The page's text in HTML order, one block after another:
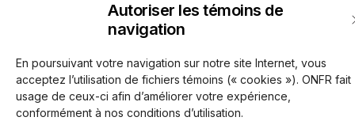
Autoriser les témoins de
navigation
En poursuivant votre navigation sur notre site Internet, vous
acceptez l’utilisation de fichiers témoins (« cookies »). ONFR fait
usage de ceux-ci afin d’améliorer votre expérience,
conformément à nos conditions d’utilisation.